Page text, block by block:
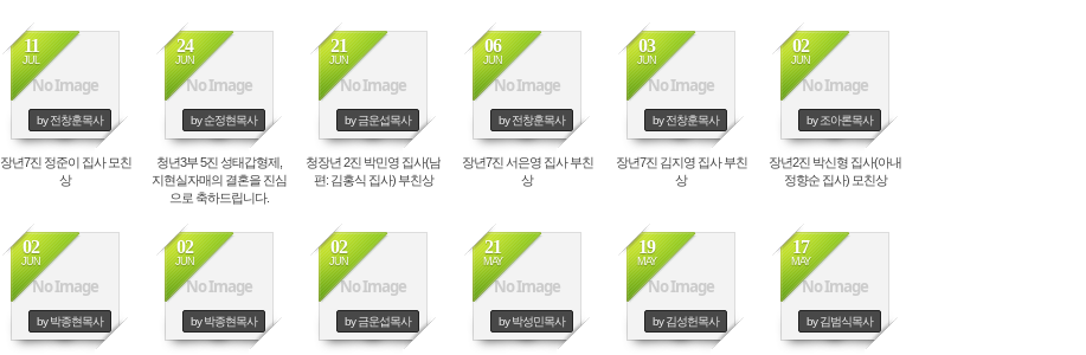
No Image
11
JUL
by 전창훈목사
장년7진 정준이 집사 모친
상
No Image
24
JUN
by 순정현목사
청년3부 5진 성태갑형제,
지현실자매의 결혼을 진심
으로 축하드립니다.
No Image
21
JUN
by 금운섭목사
청장년 2진 박민영 집사(남
편: 김홍식 집사) 부친상
No Image
06
JUN
by 전창훈목사
장년7진 서은영 집사 부친
상
No Image
03
JUN
by 전창훈목사
장년7진 김지영 집사 부친
상
No Image
02
JUN
by 조아론목사
장년2진 박신형 집사(아내
정향순 집사) 모친상
No Image
02
JUN
by 박종현목사
No Image
02
JUN
by 박종현목사
No Image
02
JUN
by 금운섭목사
No Image
21
MAY
by 박성민목사
No Image
19
MAY
by 김성헌목사
No Image
17
MAY
by 김범식목사